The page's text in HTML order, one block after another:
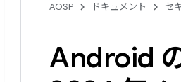
AOSP ドキュメント セ
Android